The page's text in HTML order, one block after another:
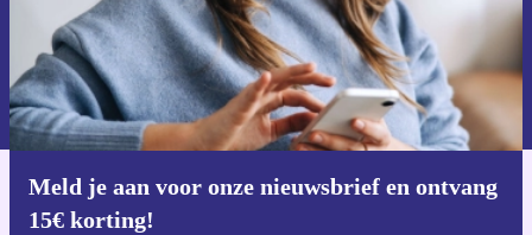
Meld je aan voor onze nieuwsbrief en ontvang
15€ korting!
Voucher aanvragen
Informatie over het gebruik van persoonsgegevens vind je in ons
privacybeleid .
Download de refurbed app